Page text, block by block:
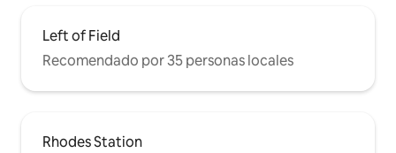
Left of Field
Recomendado por 35 personas locales
Rhodes Station